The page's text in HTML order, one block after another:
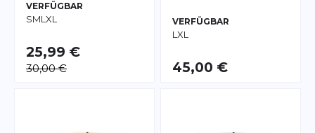
VERFÜGBAR
SML XL
25,99 €
30,00 €
VERFÜGBAR
L XL
45,00 €